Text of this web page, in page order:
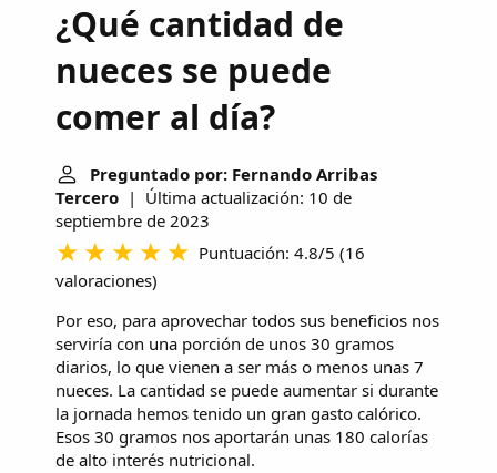
¿Qué cantidad de
nueces se puede
comer al día?
Preguntado por: Fernando Arribas
Tercero | Última actualización: 10 de
septiembre de 2023
Puntuación: 4.8/5 (16
valoraciones)
Por eso, para aprovechar todos sus beneficios nos
serviría con una porción de unos 30 gramos
diarios, lo que vienen a ser más o menos unas 7
nueces. La cantidad se puede aumentar si durante
la jornada hemos tenido un gran gasto calórico.
Esos 30 gramos nos aportarán unas 180 calorías
de alto interés nutricional.